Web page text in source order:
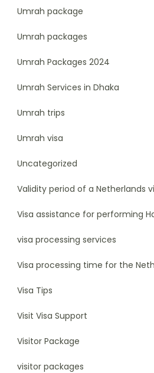
Umrah package
Umrah packages
Umrah Packages 2024
Umrah Services in Dhaka
Umrah trips
Umrah visa
Uncategorized
Validity period of a Netherlands
Visa assistance for performing
visa processing services
Visa processing time for the
Visa Tips
Visit Visa Support
Visitor Package
visitor packages